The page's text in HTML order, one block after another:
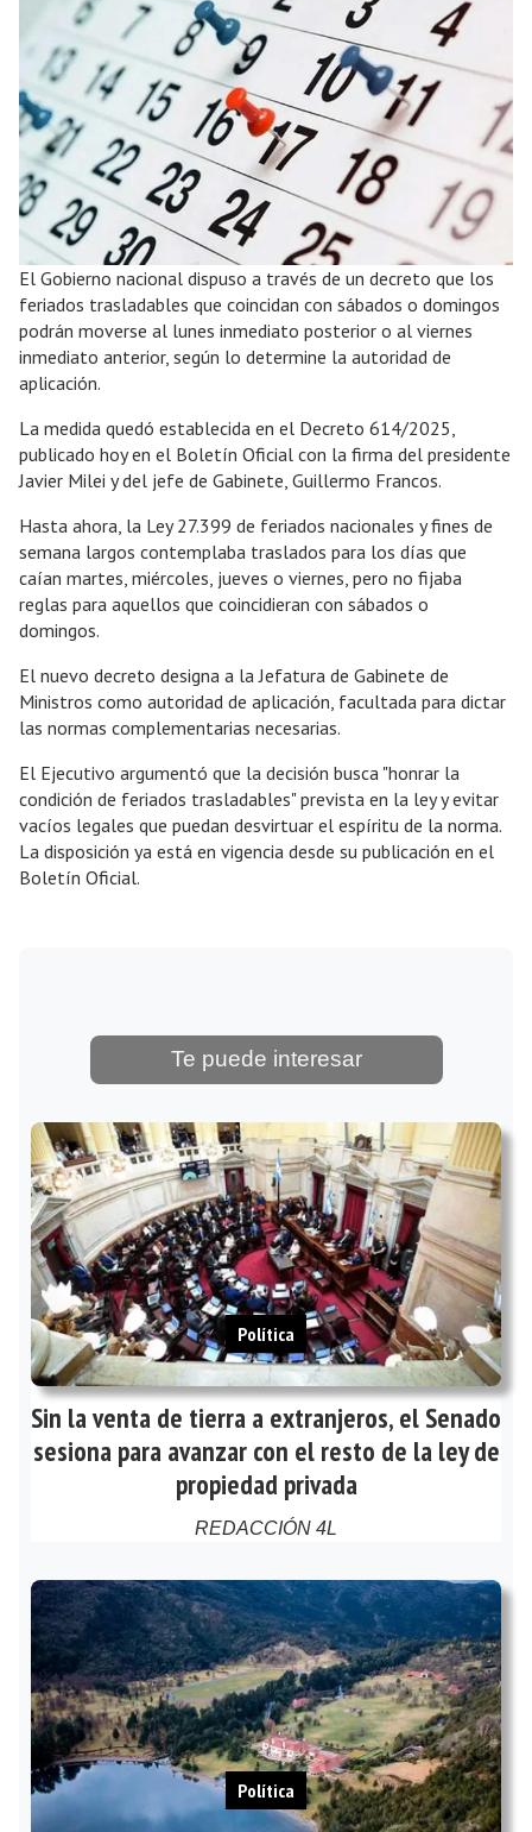
El Gobierno nacional dispuso a través de un decreto que los
feriados trasladables que coincidan con sábados o domingos
podrán moverse al lunes inmediato posterior o al viernes
inmediato anterior, según lo determine la autoridad de
aplicación.
La medida quedó establecida en el Decreto 614/2025,
publicado hoy en el Boletín Oficial con la firma del presidente
Javier Milei y del jefe de Gabinete, Guillermo Francos.
Hasta ahora, la Ley 27.399 de feriados nacionales y fines de
semana largos contemplaba traslados para los días que
caían martes, miércoles, jueves o viernes, pero no fijaba
reglas para aquellos que coincidieran con sábados o
domingos.
El nuevo decreto designa a la Jefatura de Gabinete de
Ministros como autoridad de aplicación, facultada para dictar
las normas complementarias necesarias.
El Ejecutivo argumentó que la decisión busca "honrar la
condición de feriados trasladables" prevista en la ley y evitar
vacíos legales que puedan desvirtuar el espíritu de la norma.
La disposición ya está en vigencia desde su publicación en el
Boletín Oficial.
Te puede interesar
Sin la venta de tierra a extranjeros, el Senado
sesiona para avanzar con el resto de la ley de
propiedad privada
REDACCIÓN 4L
Política
Política